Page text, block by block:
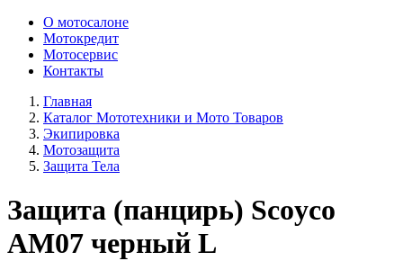
О мотосалоне
Мотокредит
Мотосервис
Контакты
Главная
Каталог Мототехники и Мото Товаров
Экипировка
Мотозащита
Защита Тела
Защита (панцирь) Scoyco
AM07 черный L